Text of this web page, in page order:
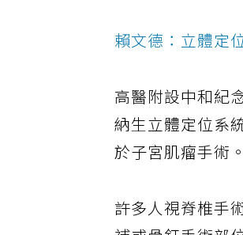
賴文德：立體定
高醫附設中和紀
納生立體定位系
於子宮肌瘤手術。
許多人視脊椎手